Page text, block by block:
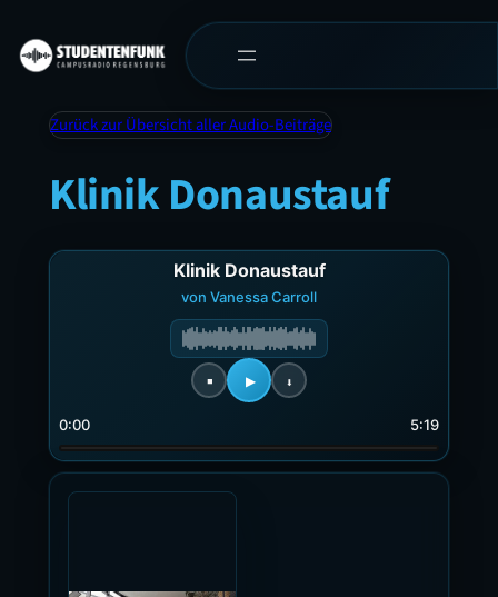
Zurück zur Übersicht aller Audio-Beiträge
Klinik Donaustauf
Klinik Donaustauf
von Vanessa Carroll
0:00 5:19